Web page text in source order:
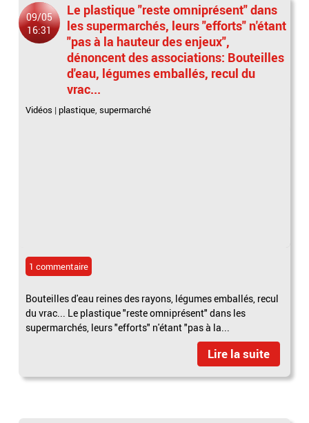
09/05
16:31
Le plastique "reste omniprésent" dans
les supermarchés, leurs "efforts" n'étant
"pas à la hauteur des enjeux",
dénoncent des associations: Bouteilles
d'eau, légumes emballés, recul du
vrac...
Vidéos | plastique,supermarché
1 commentaire
Bouteilles d'eau reines des rayons, légumes emballés, recul
du vrac... Le plastique "reste omniprésent" dans les
supermarchés, leurs "efforts" n'étant "pas à la...
Lire la suite